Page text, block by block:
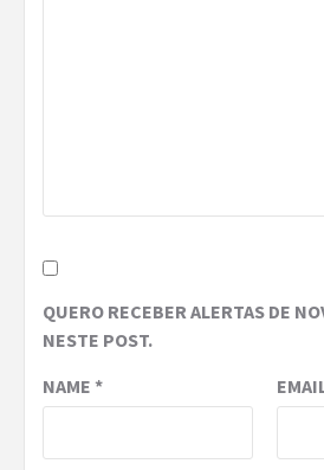
QUERO RECEBER ALERTAS DE
NESTE POST.
NAME *